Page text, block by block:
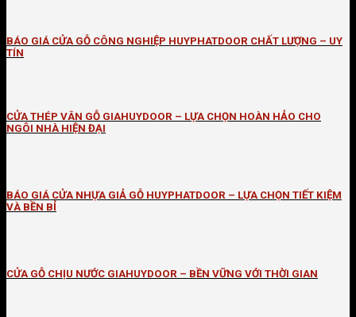
BÁO GIÁ CỬA GỖ CÔNG NGHIỆP HUYPHATDOOR CHẤT LƯỢNG – UY
TÍN
CỬA THÉP VÂN GỖ GIAHUYDOOR – LỰA CHỌN HOÀN HẢO CHO
NGÔI NHÀ HIỆN ĐẠI
BÁO GIÁ CỬA NHỰA GIẢ GỖ HUYPHATDOOR – LỰA CHỌN TIẾT KIỆM
VÀ BỀN BỈ
CỬA GỖ CHỊU NƯỚC GIAHUYDOOR – BỀN VỮNG VỚI THỜI GIAN